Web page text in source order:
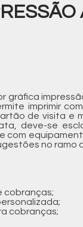
gráfica
imprimir
de visita e
deve-se
com
no ramo
cobranças;
cobranças;